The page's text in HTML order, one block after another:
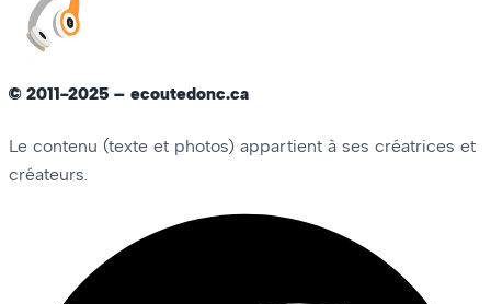
© 2011-2025 – ecoutedonc.ca
Le contenu (texte et photos) appartient à ses créatrices et
créateurs.